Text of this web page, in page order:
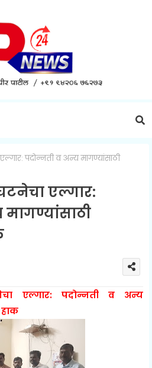
पदोन्नती व अन्य मागण्यांसाठी
एल्गार:
एल्गार: पदोन्नती व अन्य